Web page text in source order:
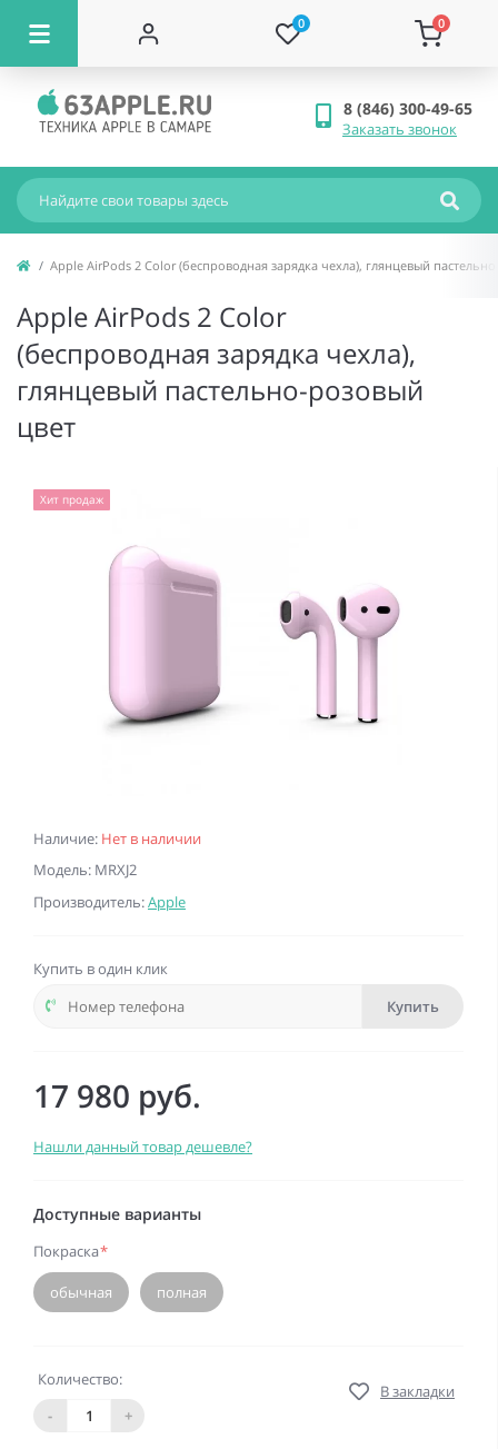
0 0
8 (846) 300-49-65
Заказать звонок
Apple AirPods 2 Color (беспроводная зарядка чехла), глянцевый
Apple AirPods 2 Color
(беспроводная зарядка чехла),
глянцевый пастельно-розовый
цвет
Наличие: Нет в наличии
Модель: MRXJ2
Производитель:Apple
Хит продаж
Купить в один клик
Купить
17 980 руб.
Нашли данный товар дешевле?
Доступные варианты
Покраска*
обычная полная
Количество:
-
+
В закладки